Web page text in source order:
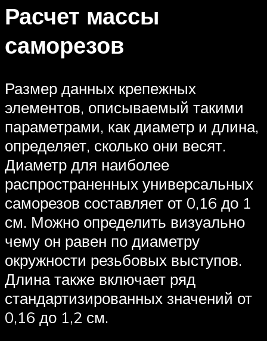
Расчет массы
саморезов
Размер данных крепежных
элементов, описываемый такими
параметрами, как диаметр и длина,
определяет, сколько они весят.
Диаметр для наиболее
распространенных универсальных
саморезов составляет от 0,16 до 1
см. Можно определить визуально
чему он равен по диаметру
окружности резьбовых выступов.
Длина также включает ряд
стандартизированных значений от
0,16 до 1,2 см.